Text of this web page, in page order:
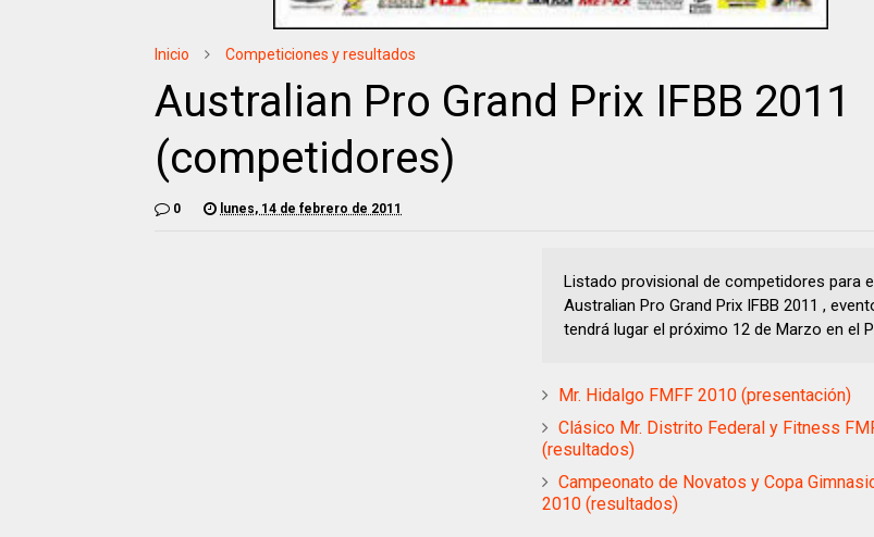
Inicio Competiciones y resultados
Australian Pro Grand Prix IFBB 2011
(competidores)
0 lunes, 14 de febrero de 2011
Listado provisional de competidores para
Australian Pro Grand Prix IFBB 2011 ,
tendrá lugar el próximo 12 de Marzo en el
Mr. Hidalgo FMFF 2010 (presentación)
Clásico Mr. Distrito Federal y Fitness
(resultados)
Campeonato de Novatos y Copa
2010 (resultados)